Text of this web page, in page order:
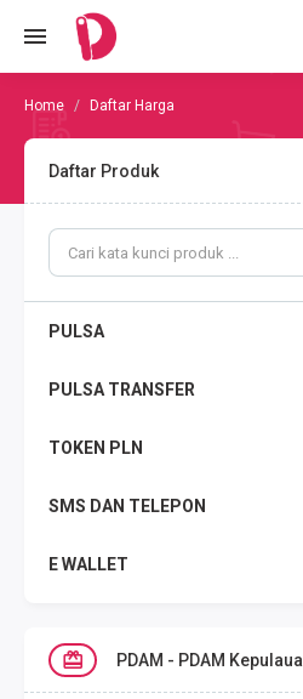
Daftar Harga
Daftar Produk
PULSA
PULSA TRANSFER
TOKEN PLN
SMS DAN TELEPON
E WALLET
DATA TELKOMSEL
PDAM - PDAM